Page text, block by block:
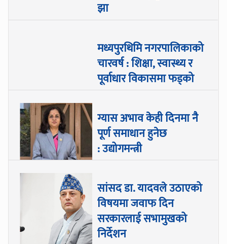
झा
मध्यपुरथिमि नगरपालिकाको
चारवर्ष : शिक्षा, स्वास्थ्य र
पूर्वाधार विकासमा फड्को
ग्यास अभाव केही दिनमा नै
पूर्ण समाधान हुनेछ
: उद्योगमन्त्री
सांसद डा‍‍. यादवले उठाएको
विषयमा जवाफ दिन
सरकारलाई सभामुखको
निर्देशन